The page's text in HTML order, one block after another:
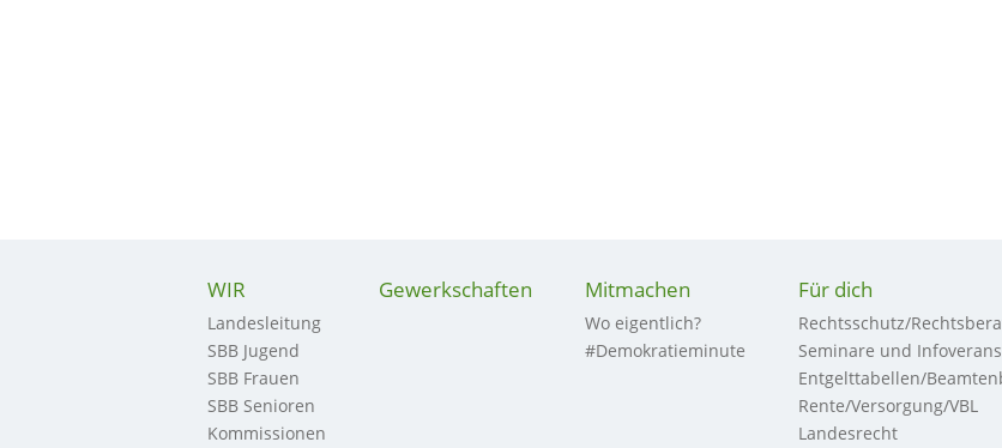
WIR
Landesleitung
SBB Jugend
SBB Frauen
SBB Senioren
Kommissionen
Gewerkschaften Mitmachen
Wo eigentlich?
#Demokratieminute
Für dich
Rechtsschutz/
Seminare und
Entgelttabellen/
Rente/Versorgung/VBL
Landesrecht